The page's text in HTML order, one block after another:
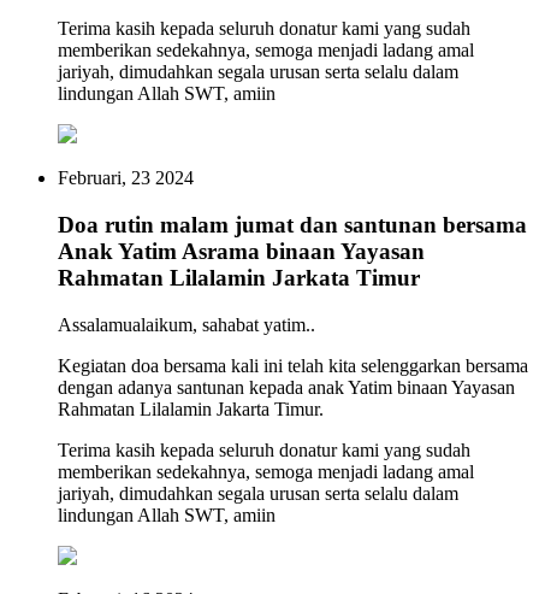
Terima kasih kepada seluruh donatur kami yang sudah
memberikan sedekahnya, semoga menjadi ladang amal
jariyah, dimudahkan segala urusan serta selalu dalam
lindungan Allah SWT, amiin
Februari, 23 2024
Doa rutin malam jumat dan santunan bersama
Anak Yatim Asrama binaan Yayasan
Rahmatan Lilalamin Jarkata Timur
Assalamualaikum, sahabat yatim..
Kegiatan doa bersama kali ini telah kita selenggarkan bersama
dengan adanya santunan kepada anak Yatim binaan Yayasan
Rahmatan Lilalamin Jakarta Timur.
Terima kasih kepada seluruh donatur kami yang sudah
memberikan sedekahnya, semoga menjadi ladang amal
jariyah, dimudahkan segala urusan serta selalu dalam
lindungan Allah SWT, amiin